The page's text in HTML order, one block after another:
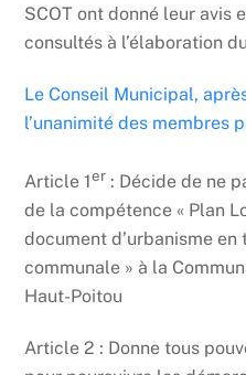
SCOT ont donné leur avis
consultés à l’élaboration
Le Conseil Municipal,
l’unanimité des membres
Article 1er : Décide de ne
de la compétence « Plan
document d’urbanisme
communale » à la
Haut-Poitou
Article 2 : Donne tous